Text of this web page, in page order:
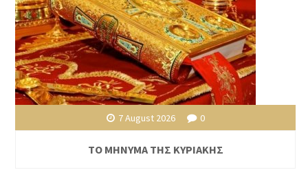
7 August 2026 0
ΤΟ ΜΗΝΥΜΑ ΤΗΣ ΚΥΡΙΑΚΗΣ